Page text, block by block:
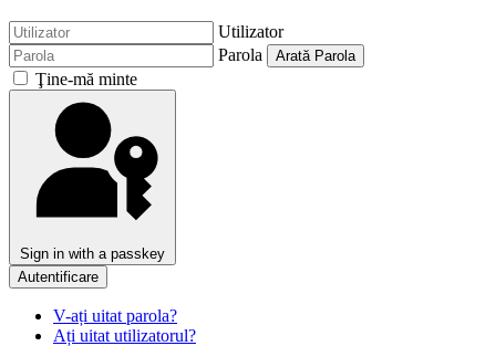
Utilizator
Parola
Arată Parola
Ţine-mă minte
Sign in with a passkey
Autentificare
V-ați uitat parola?
Ați uitat utilizatorul?